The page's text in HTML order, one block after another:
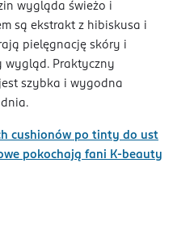
wygląda świeżo i
są ekstrakt z hibiskusa i
pielęgnację skóry i
wygląd. Praktyczny
szybka i wygodna
cushionów po tinty do ust
pokochają fani K-beauty